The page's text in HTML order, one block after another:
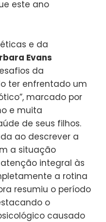
este ano
e da
Evans
da
ter enfrentado um
marcado por
e muita
de seus filhos.
ao descrever a
a situação
integral às
a rotina
resumiu o período
o
causado